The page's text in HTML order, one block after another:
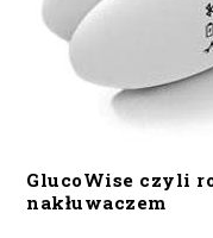
GlucoWise czyli
nakłuwaczem